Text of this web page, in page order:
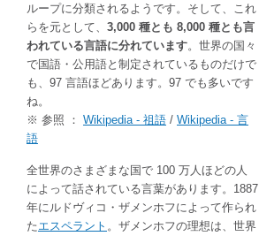
ループに分類されるようです。そして、これ
らを元として、 3,000 種とも 8,000 種とも言
われている言語に分れています。世界の国々
で国語・公用語と制定されているものだけで
も、97 言語ほどあります。97 でも多いです
ね。
※ 参照 ： Wikipedia - 祖語 / Wikipedia - 言
語
全世界のさまざまな国で 100 万人ほどの人
によって話されている言葉があります。1887
年にルドヴィコ・ザメンホフによって作られ
たエスペラント 。ザメンホフの理想は、世界